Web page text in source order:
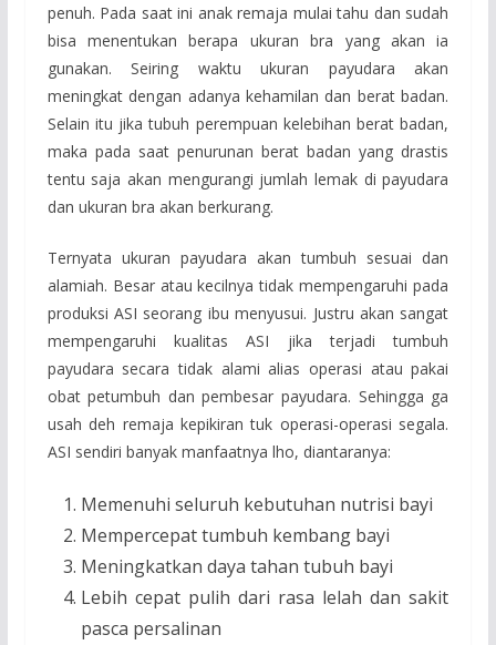
penuh. Pada saat ini anak remaja mulai tahu dan sudah
bisa menentukan berapa ukuran bra yang akan ia
gunakan. Seiring waktu ukuran payudara akan
meningkat dengan adanya kehamilan dan berat badan.
Selain itu jika tubuh perempuan kelebihan berat badan,
maka pada saat penurunan berat badan yang drastis
tentu saja akan mengurangi jumlah lemak di payudara
dan ukuran bra akan berkurang.
Ternyata ukuran payudara akan tumbuh sesuai dan
alamiah. Besar atau kecilnya tidak mempengaruhi pada
produksi ASI seorang ibu menyusui. Justru akan sangat
mempengaruhi kualitas ASI jika terjadi tumbuh
payudara secara tidak alami alias operasi atau pakai
obat petumbuh dan pembesar payudara. Sehingga ga
usah deh remaja kepikiran tuk operasi-operasi segala.
ASI sendiri banyak manfaatnya lho, diantaranya:
Memenuhi seluruh kebutuhan nutrisi bayi
Mempercepat tumbuh kembang bayi
Meningkatkan daya tahan tubuh bayi
Lebih cepat pulih dari rasa lelah dan sakit
pasca persalinan